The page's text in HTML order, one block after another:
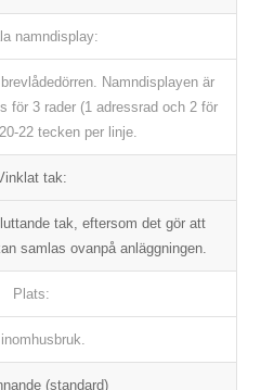
namndisplay:
Namndisplayen är
för 3 rader (1 adressrad och 2 för
22 tecken per linje.
tak:
tak, eftersom det gör att
samlas ovanpå anläggningen.
Plats:
(standard)